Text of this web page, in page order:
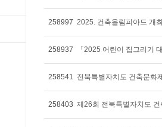
258997 2025. 건축올림피아드 개
258937 「2025 어린이 집그리기
258541 전북특별자치도 건축문화
258403 제26회 전북특별자치도